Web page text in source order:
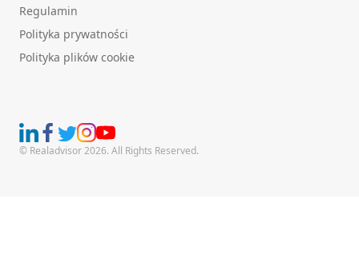
Regulamin
Polityka prywatności
Polityka plików cookie
© Realadvisor 2026. All Rights Reserved.